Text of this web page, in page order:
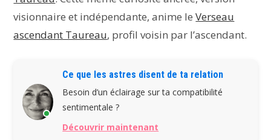
visionnaire et indépendante, anime leVerseau
ascendant Taureau, profil voisin par l’ascendant.
Ce que les astres disent de ta relation
Besoin d’un éclairage sur ta compatibilité
sentimentale ?
Découvrir maintenant